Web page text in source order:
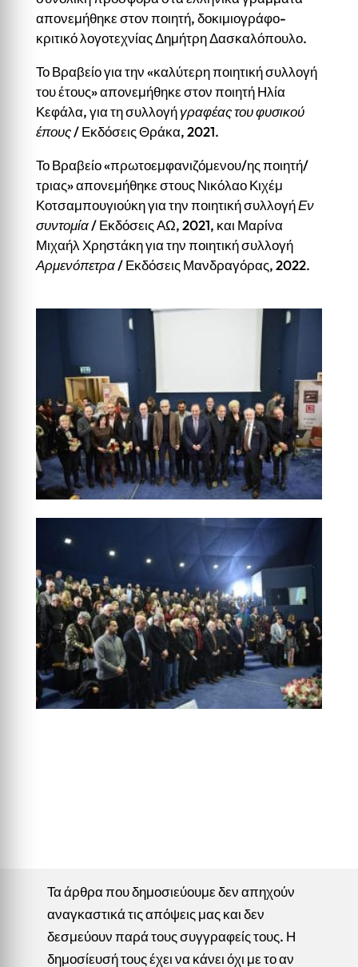
απονεμήθηκε στον ποιητή, δοκιμιογράφο-
κριτικό λογοτεχνίας Δημήτρη Δασκαλόπουλο.
Το Βραβείο για την «καλύτερη ποιητική συλλογή
του έτους» απονεμήθηκε στον ποιητή Ηλία
Κεφάλα, για τη συλλογήγραφέας του φυσικού
έπους/ Εκδόσεις Θράκα, 2021.
Το Βραβείο «πρωτοεμφανιζόμενου/ης ποιητή/
τριας» απονεμήθηκε στους Νικόλαο Κιχέμ
Κοτσαμπουγιούκη για την ποιητική συλλογήΕν
συντομία/ Εκδόσεις ΑΩ, 2021, και Μαρίνα
Μιχαήλ Χρηστάκη για την ποιητική συλλογή
Αρμενόπετρα/ Εκδόσεις Μανδραγόρας, 2022.
Τα άρθρα που δημοσιεύουμε δεν απηχούν
αναγκαστικά τις απόψεις μας και δεν
δεσμεύουν παρά τους συγγραφείς τους. Η
δημοσίευσή τους έχει να κάνει όχι με το αν